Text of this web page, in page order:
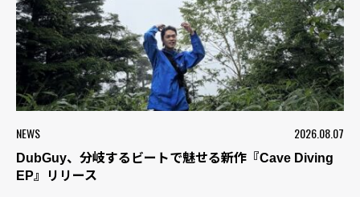
NEWS 2026.08.07
DubGuy、分岐するビートで魅せる新作『Cave Diving
EP』リリース